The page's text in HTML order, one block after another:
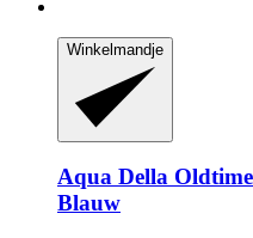
Winkelmandje
Aqua Della
Blauw